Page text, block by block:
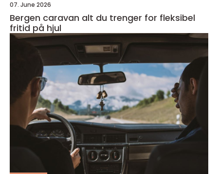
07. June 2026
Bergen caravan alt du trenger for fleksibel
fritid på hjul